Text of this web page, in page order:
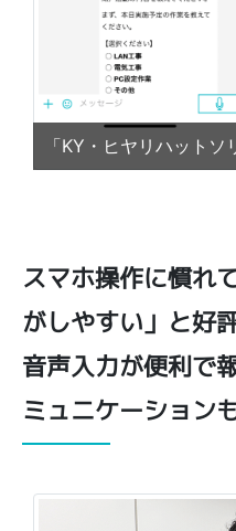
「KY・ヒヤリハット
スマホ操作に慣れ
がしやすい」と好
音声入力が便利で
ミュニケーション